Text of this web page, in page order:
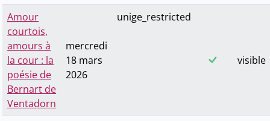
Amour
courtois,
amours à
la cour : la
poésie de
Bernart de
Ventadorn
mercredi
18 mars
2026
unige_restricted
visible